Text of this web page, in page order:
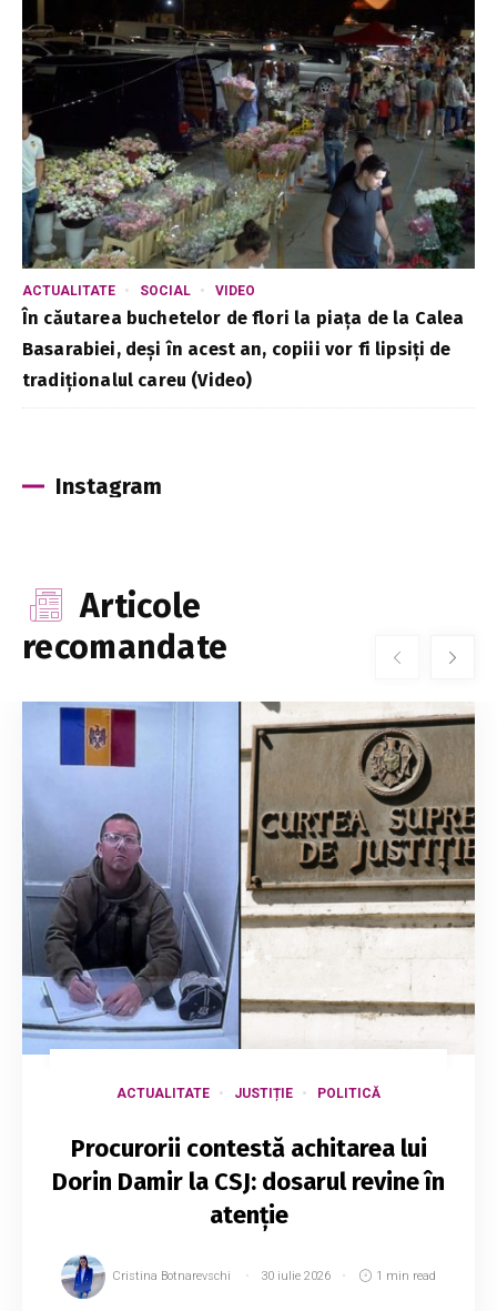
ACTUALITATE SOCIAL VIDEO
În căutarea buchetelor de flori la piața de la Calea
Basarabiei, deși în acest an, copiii vor fi lipsiți de
tradiționalul careu (Video)
Instagram
Articole
recomandate
ACTUALITATE JUSTIȚIE POLITICĂ
Procurorii contestă achitarea lui
Dorin Damir la CSJ: dosarul revine în
atenție
Cristina Botnarevschi 30 iulie 2026 1 min read